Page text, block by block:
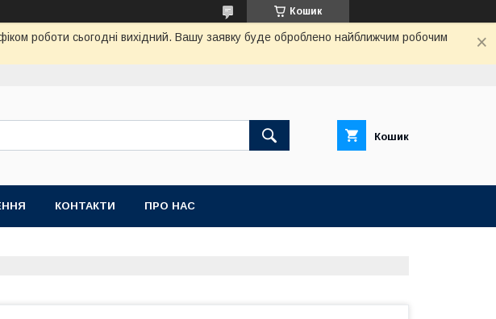
Кошик
роботи сьогодні вихідний. Вашу заявку буде оброблено найближчим робочим
Кошик
КОНТАКТИ ПРО НАС